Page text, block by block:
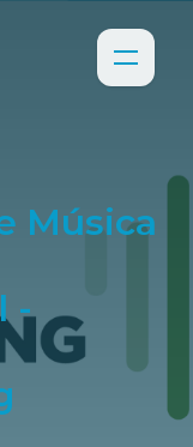
Música
-